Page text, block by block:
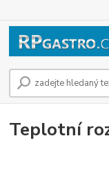
Teplotní